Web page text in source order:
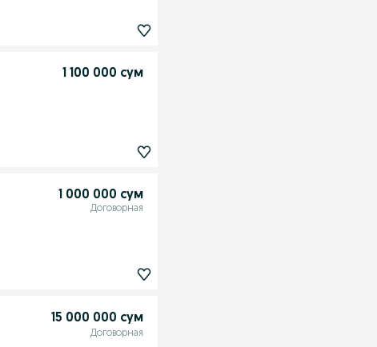
1 100 000 сум
1 000 000 сум
Договорная
15 000 000 сум
Договорная